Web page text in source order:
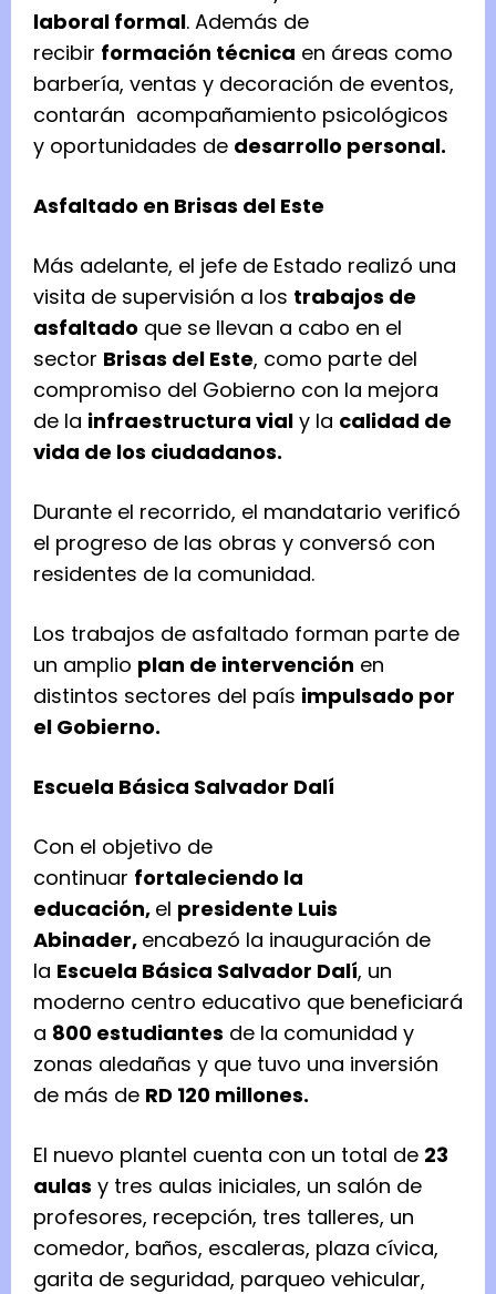
laboral formal. Además de
recibir formación técnica en áreas como
barbería, ventas y decoración de eventos,
contarán acompañamiento psicológicos
y oportunidades de desarrollo personal.
Asfaltado en Brisas del Este
Más adelante, el jefe de Estado realizó una
visita de supervisión a los trabajos de
asfaltado que se llevan a cabo en el
sector Brisas del Este, como parte del
compromiso del Gobierno con la mejora
de la infraestructura vial y la calidad de
vida de los ciudadanos.
Durante el recorrido, el mandatario verificó
el progreso de las obras y conversó con
residentes de la comunidad.
Los trabajos de asfaltado forman parte de
un amplio plan de intervención en
distintos sectores del país impulsado por
el Gobierno.
Escuela Básica Salvador Dalí
Con el objetivo de
continuar fortaleciendo la
educación, el presidente Luis
Abinader, encabezó la inauguración de
la Escuela Básica Salvador Dalí, un
moderno centro educativo que beneficiará
a 800 estudiantes de la comunidad y
zonas aledañas y que tuvo una inversión
de más de RD 120 millones.
El nuevo plantel cuenta con un total de 23
aulas y tres aulas iniciales, un salón de
profesores, recepción, tres talleres, un
comedor, baños, escaleras, plaza cívica,
garita de seguridad, parqueo vehicular,